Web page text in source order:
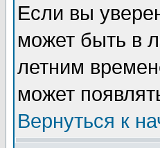
Если вы
может быть в
летним
может
Вернуться к